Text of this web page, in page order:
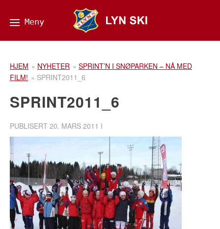
HJEM » NYHETER » SPRINT’N I SNØPARKEN – NÅ MED
FILM! » SPRINT2011_6
SPRINT2011_6
PUBLISERT 20. MARS 2011 I